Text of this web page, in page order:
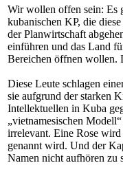
Wir wollen offen sein: Es
kubanischen KP, die
der Planwirtschaft
einführen und das Land
Bereichen öffnen wollen.
Diese Leute schlagen
sie aufgrund der starken
Intellektuellen in Kuba
„vietnamesischen
irrelevant. Eine Rose
genannt wird. Und der
Namen nicht aufhören zu